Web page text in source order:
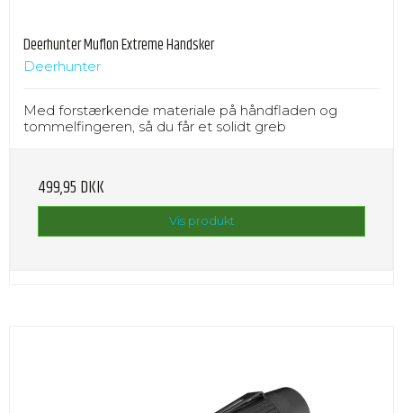
Deerhunter Muflon Extreme Handsker
Deerhunter
Med forstærkende materiale på håndfladen og
tommelfingeren, så du får et solidt greb
499,95 DKK
Vis produkt